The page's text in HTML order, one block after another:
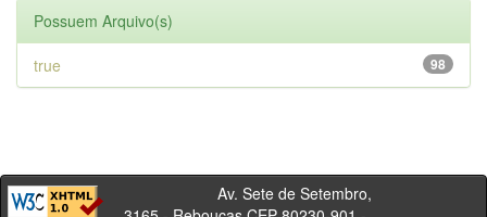
Possuem Arquivo(s)
98
true
Av. Sete de Setembro,